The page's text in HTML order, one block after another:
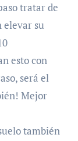
tratar de
elevar su
esto con
será el
Mejor
también